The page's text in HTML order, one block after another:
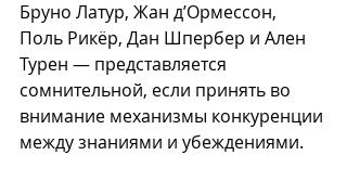
Бруно Латур, Жан д’Ормессон,
Поль Рикёр, Дан Шпербер и Ален
Турен — представляется
сомнительной, если принять во
внимание механизмы конкуренции
между знаниями и убеждениями.